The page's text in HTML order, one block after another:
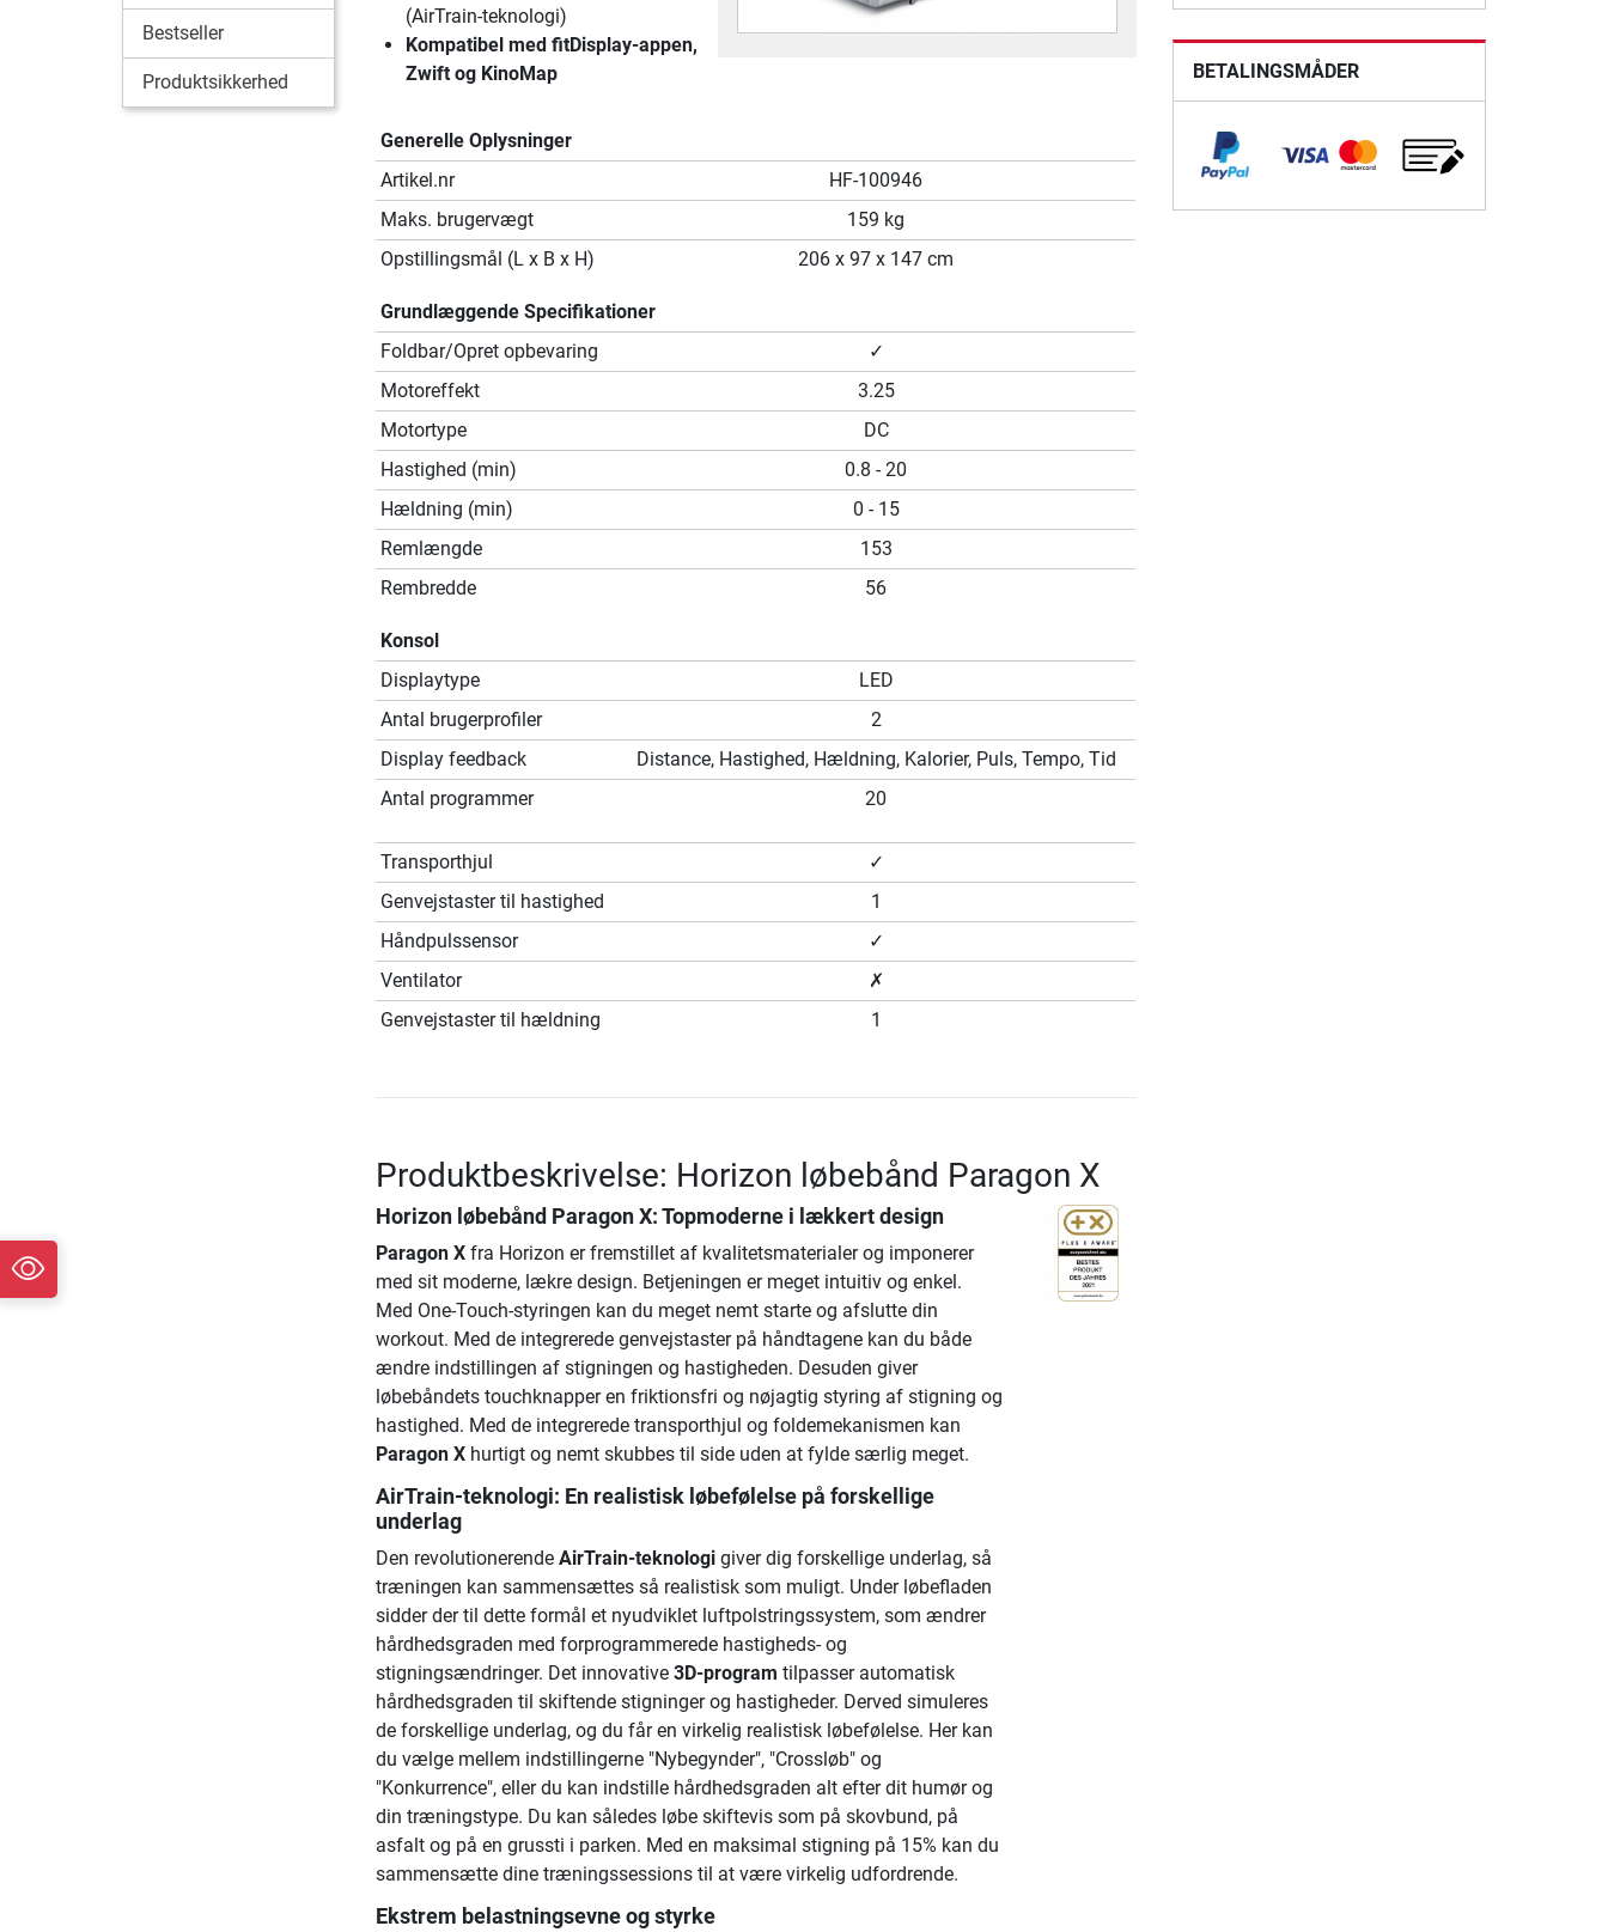
Bestseller
Produktsikkerhed
(AirTrain-teknologi)
Kompatibel med fitDisplay-appen,
Zwift og KinoMap
Generelle Oplysninger
Artikel.nr
HF-100946
Maks. brugervægt
159 kg
Opstillingsmål (L x B x H)
206 x 97 x 147 cm
Grundlæggende Specifikationer
Foldbar/Opret opbevaring
✓
Motoreffekt
3.25
Motortype
DC
Hastighed (min)
0.8 - 20
Hældning (min)
0 - 15
Remlængde
153
Rembredde
56
Konsol
Displaytype
LED
Antal brugerprofiler
2
Display feedback
Distance, Hastighed, Hældning, Kalorier, Puls, Tempo, Tid
Antal programmer
20
Transporthjul
✓
Genvejstaster til hastighed
1
Håndpulssensor
✓
Ventilator
✗
Genvejstaster til hældning
1
Produktbeskrivelse: Horizon løbebånd Paragon X
Horizon løbebånd Paragon X: Topmoderne i lækkert design
Paragon Xfra Horizon er fremstillet af kvalitetsmaterialer og imponerer
med sit moderne, lækre design. Betjeningen er meget intuitiv og enkel.
Med One-Touch-styringen kan du meget nemt starte og afslutte din
workout. Med de integrerede genvejstaster på håndtagene kan du både
ændre indstillingen af stigningen og hastigheden. Desuden giver
løbebåndets touchknapper en friktionsfri og nøjagtig styring af stigning og
hastighed. Med de integrerede transporthjul og foldemekanismen kan
Paragon Xhurtigt og nemt skubbes til side uden at fylde særlig meget.
AirTrain-teknologi: En realistisk løbefølelse på forskellige
underlag
Den revolutionerende AirTrain-teknologigiver dig forskellige underlag, så
træningen kan sammensættes så realistisk som muligt. Under løbefladen
sidder der til dette formål et nyudviklet luftpolstringssystem, som ændrer
hårdhedsgraden med forprogrammerede hastigheds- og
stigningsændringer. Det innovative 3D-program tilpasser automatisk
hårdhedsgraden til skiftende stigninger og hastigheder. Derved simuleres
de forskellige underlag, og du får en virkelig realistisk løbefølelse. Her kan
du vælge mellem indstillingerne "Nybegynder", "Crossløb" og
"Konkurrence", eller du kan indstille hårdhedsgraden alt efter dit humør og
din træningstype. Du kan således løbe skiftevis som på skovbund, på
asfalt og på en grussti i parken. Med en maksimal stigning på 15% kan du
sammensætte dine træningssessions til at være virkelig udfordrende.
Ekstrem belastningsevne og styrke
BETALINGSMÅDER